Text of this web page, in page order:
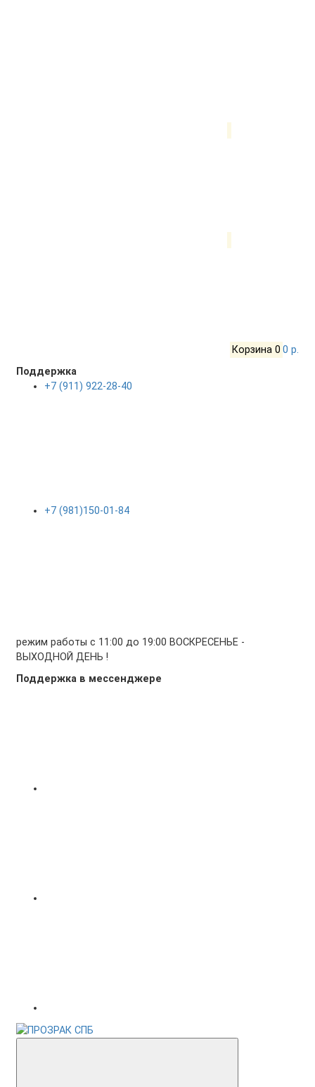
Корзина 0 0 р.
Поддержка
+7 (911) 922-28-40
+7 (981)150-01-84
режим работы с 11:00 до 19:00 ВОСКРЕСЕНЬЕ -
ВЫХОДНОЙ ДЕНЬ !
Поддержка в мессенджере